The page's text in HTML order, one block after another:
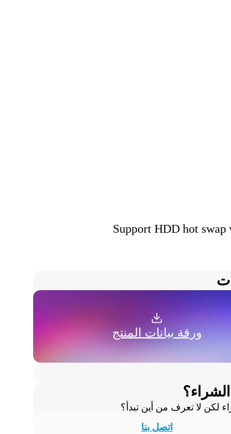
Support HDD hot
ورقة بيانات المنتج
لكن لا تعرف من أين تبدأ؟
اتصل بنا